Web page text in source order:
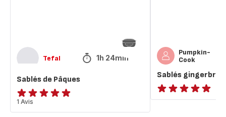
Tefal 1h 24min
Sablés de Pâques
Avis
5
1 Avis
Pumpkin-
Cook
Sablés
ratings.NaN